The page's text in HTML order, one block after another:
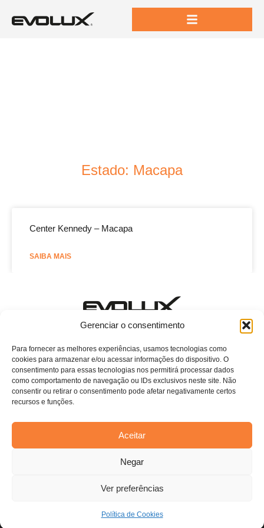
Gerenciar o consentimento
Para fornecer as melhores experiências, usamos tecnologias como
cookies para armazenar e/ou acessar informações do dispositivo. O
consentimento para essas tecnologias nos permitirá processar dados
como comportamento de navegação ou IDs exclusivos neste site. Não
consentir ou retirar o consentimento pode afetar negativamente certos
recursos e funções.
Aceitar
Negar
Ver preferências
Política de Cookies
Estado: Macapa
Center Kennedy – Macapa
SAIBA MAIS
Telefone: (11) 2081-7750 ramal 115
Home
Sobre Nós
Blog
Contato
Todos os direitos reservados. Anfi Lab Marketing
Estamos usando cookies para oferecer a você a melhor
configurações.